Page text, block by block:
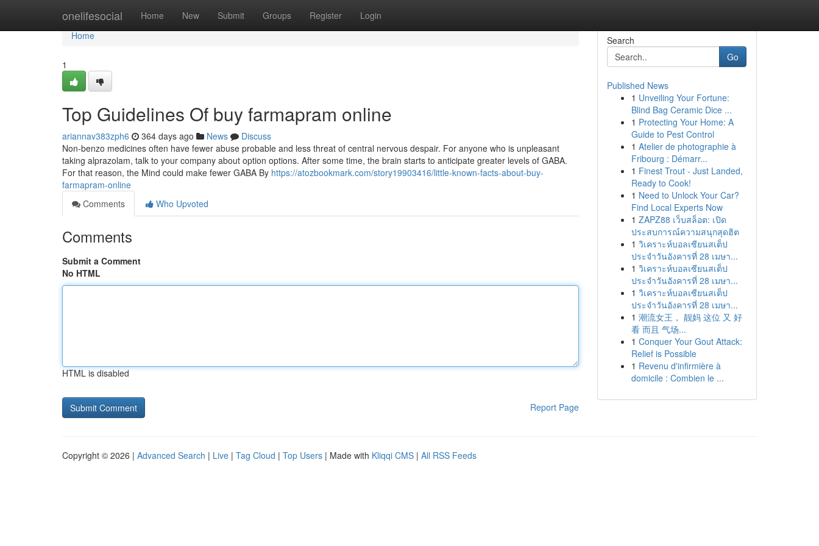
onelifesocial Home New Submit Groups Register Login
Home
Home
1
Top Guidelines Of buy farmapram online
ariannav383zph6 364 days ago News
Discuss
Non-benzo medicines often have fewer abuse probable and less threat of central nervous despair. For anyone who is unpleasant
taking alprazolam, talk to your company about option options. After some time, the brain starts to anticipate greater levels of GABA.
For that reason, the Mind could make fewer GABA By https://atozbookmark.com/story19903416/little-known-facts-about-buy-
farmapram-online
Comments
Who Upvoted
Comments
Submit a Comment
No HTML
HTML is disabled
Report Page
Search
Go
Published News
1 Unveiling Your Fortune:
Blind Bag Ceramic Dice ...
1 Protecting Your Home: A
Guide to Pest Control
1 Atelier de photographie à
Fribourg : Démarr...
1 Finest Trout - Just Landed,
Ready to Cook!
1 Need to Unlock Your Car?
Find Local Experts Now
1 ZAPZ88 เว็บสล็อต: เปิด
ประสบการณ์ความสนุกสุดฮิต
1 วิเคราะห์บอลเซียนสเต็ป
ประจำวันอังคารที่ 28 เมษา...
1 วิเคราะห์บอลเซียนสเต็ป
ประจำวันอังคารที่ 28 เมษา...
1 วิเคราะห์บอลเซียนสเต็ป
ประจำวันอังคารที่ 28 เมษา...
1 潮流女王， 靓妈 这位 又 好
看 而且 气场...
1 Conquer Your Gout Attack:
Relief is Possible
1 Revenu d'infirmière à
domicile : Combien le ...
Copyright © 2026 | Advanced Search | Live | Tag Cloud | Top Users | Made with Kliqqi CMS | All RSS Feeds